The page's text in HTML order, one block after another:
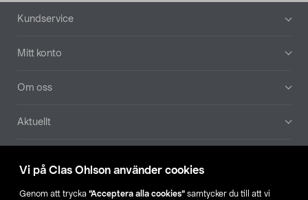
Vi på Clas Ohlson använder cookies
Genom att trycka ”Acceptera alla cookies” samtycker du till att vi
Sidfot
Kundservice
Mitt konto
Om oss
Aktuellt
Hitta butik